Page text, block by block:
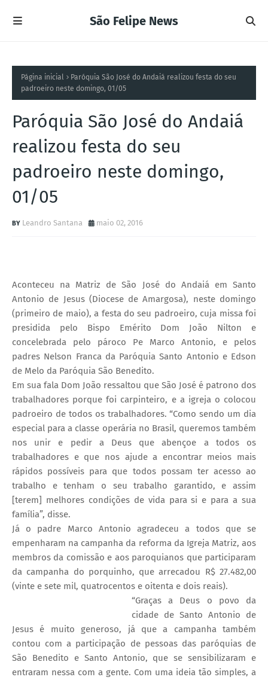
São Felipe News
Página inicial
Paróquia São José do Andaiá realizou festa do seu
padroeiro neste domingo, 01/05
Paróquia São José do Andaiá
realizou festa do seu
padroeiro neste domingo,
01/05
Leandro Santana maio 02, 2016
Aconteceu na Matriz de São José do Andaiá em Santo
Antonio de Jesus (Diocese de Amargosa), neste domingo
(primeiro de maio), a festa do seu padroeiro, cuja missa foi
presidida pelo Bispo Emérito Dom João Nilton e
concelebrada pelo pároco Pe Marco Antonio, e pelos
padres Nelson Franca da Paróquia Santo Antonio e Edson
de Melo da Paróquia São Benedito.
Em sua fala Dom João ressaltou que São José é patrono dos
trabalhadores porque foi carpinteiro, e a igreja o colocou
padroeiro de todos os trabalhadores. “Como sendo um dia
especial para a classe operária no Brasil, queremos também
nos unir e pedir a Deus que abençoe a todos os
trabalhadores e que nos ajude a encontrar meios mais
rápidos possíveis para que todos possam ter acesso ao
trabalho e tenham o seu trabalho garantido, e assim
[terem] melhores condições de vida para si e para a sua
família”, disse.
Já o padre Marco Antonio agradeceu a todos que se
empenharam na campanha da reforma da Igreja Matriz, aos
membros da comissão e aos paroquianos que participaram
da campanha do porquinho, que arrecadou R$ 27.482,00
(vinte e sete mil, quatrocentos e oitenta e dois reais).
“Graças a Deus o povo da
cidade de Santo Antonio de
Jesus é muito generoso, já que a campanha também
contou com a participação de pessoas das paróquias de
São Benedito e Santo Antonio, que se sensibilizaram e
entraram nessa com a gente. Com uma ideia tão simples, a